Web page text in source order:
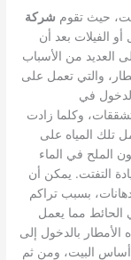
حيث تقوم شركة
الفيلات بعد أن
العديد من الأسباب
والتي تعمل على
في
وكلما زادت
تلك المياه على
الملح في الماء
التفتت. يمكن أن
بسبب تراكم
الحائط مما يعمل
الأمطار بالدخول إلى
البيت، ومن ثم